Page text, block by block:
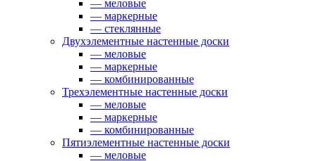
— меловые
— маркерные
— стеклянные
Двухэлементные настенные доски
— меловые
— маркерные
— комбинированные
Трехэлементные настенные доски
— меловые
— маркерные
— комбинированные
Пятиэлементные настенные доски
— меловые